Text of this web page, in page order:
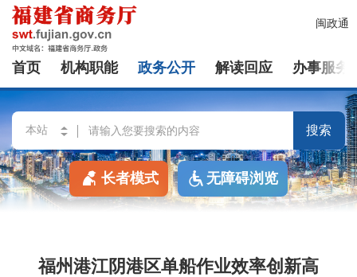
闽政通
首页 机构职能 政务公开 解读回应 办事服务
搜索
长者模式 无障碍浏览
福州港江阴港区单船作业效率创新高